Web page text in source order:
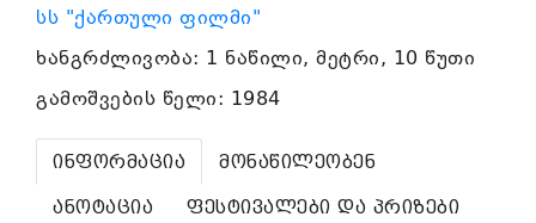
სს "ქართული ფილმი"
ხანგრძლივობა: 1 ნაწილი, მეტრი, 10 წუთი
გამოშვების წელი: 1984
ინფორმაცია
მონაწილეობენ
ანოტაცია
ფესტივალები და პრიზები